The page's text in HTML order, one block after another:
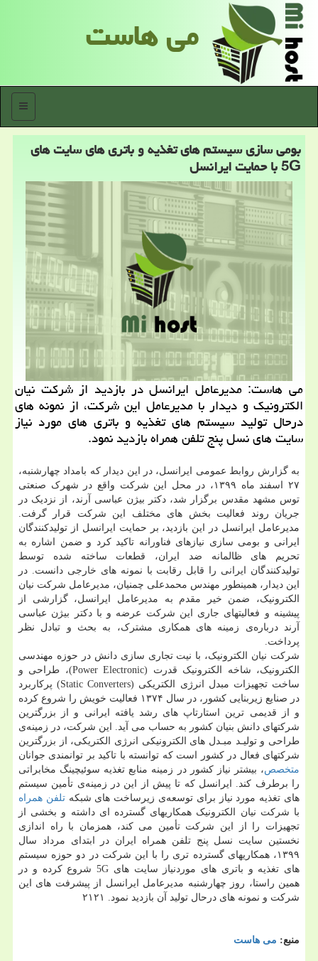
می هاست
منو
بومی سازی سیستم های تغذیه و باتری های سایت های
5G با حمایت ایرانسل
می هاست: مدیرعامل ایرانسل در بازدید از شرکت نیان
الکترونیک و دیدار با مدیرعامل این شرکت، از نمونه های
درحال تولید سیستم های تغذیه و باتری های مورد نیاز
سایت های نسل پنج تلفن همراه بازدید نمود.
به گزارش روابط عمومی ایرانسل، در این دیدار که بامداد چهارشنبه،
۲۷ اسفند ماه ۱۳۹۹، در محل این شرکت واقع در شهرک صنعتی
توس مشهد مقدس برگزار شد، دکتر بیژن عباسی آرند، از نزدیک در
جریان روند فعالیت بخش های مختلف این شرکت قرار گرفت.
مدیرعامل ایرانسل در این بازدید، بر حمایت ایرانسل از تولیدکنندگان
ایرانی و بومی سازی نیازهای فناورانه تاکید کرد و ضمن اشاره به
تحریم های ظالمانه ضد ایران، قطعات ساخته شده توسط
تولیدکنندگان ایرانی را قابل رقابت با نمونه های خارجی دانست. در
این دیدار، همینطور مهندس محمدعلی چمنیان، مدیرعامل شرکت نیان
الکترونیک، ضمن خیر مقدم به مدیرعامل ایرانسل، گزارشی از
پیشینه و فعالیتهای جاری این شرکت عرضه و با دکتر بیژن عباسی
آرند درباره‌ی زمینه های همکاری مشترک، به بحث و تبادل نظر
پرداخت.
شرکت نیان الکترونیک، با نیت تجاری سازی دانش در حوزه مهندسی
الکترونیک، شاخه الکترونیک قدرت (Power Electronic)، طراحی و
ساخت تجهیزات مبدل انرژی الکتریکی (Static Converters) پرکاربرد
در صنایع زیربنایی کشور، در سال ۱۳۷۴ فعالیت خویش را شروع کرده
و از قدیمی ترین استارتاپ های رشد یافته ایرانی و از بزرگترین
شرکتهای دانش بنیان کشور به حساب می آید. این شرکت، در زمینه‌ی
طراحی و تولیـد مبـدل های الکترونیکی انرژی الکتریکی، از بزرگترین
شرکتهای فعال در کشور است که توانسته با تاکید بر توانمندی جوانان
متخصص، بیشتر نیاز کشور در زمینه منابع تغذیه سوئیچینگ مخابراتی
را برطرف کند. ایرانسل که تا پیش از این در زمینه‌ی تأمین سیستم
های تغذیه مورد نیاز برای توسعه‌ی زیرساخت های شبکهتلفن همراه
با شرکت نیان الکترونیک همکاریهای گسترده ای داشته و بخشی از
تجهیزات را از این شرکت تأمین می کند، همزمان با راه اندازی
نخستین سایت نسل پنج تلفن همراه ایران در ابتدای مرداد سال
۱۳۹۹، همکاریهای گسترده تری را با این شرکت در دو حوزه سیستم
های تغذیه و باتری های موردنیاز سایت های 5G شروع کرده و در
همین راستا، روز چهارشنبه مدیرعامل ایرانسل از پیشرفت های این
شرکت و نمونه های درحال تولید آن بازدید نمود. ۲۱۲۱
منبع: می هاست